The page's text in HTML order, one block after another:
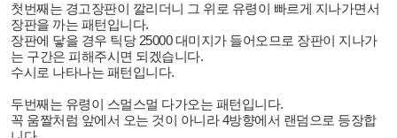
첫번째는 경고장판이 깔리더니 그 위로 유령이 빠르게 지나가면서
장판을 까는 패턴입니다.
장판에 닿을 경우 틱당 25000 대미지가 들어오므로 장판이 지나가
는 구간은 피해주시면 되겠습니다.
수시로 나타나는 패턴입니다.
두번째는 유령이 스멀스멀 다가오는 패턴입니다.
꼭 움짤처럼 앞에서 오는 것이 아니라 4방향에서 랜덤으로 등장합